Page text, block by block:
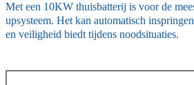
Met een 10KW thuisbatterij is voor de
upsysteem. Het kan automatisch
en veiligheid biedt tijdens noodsituaties.